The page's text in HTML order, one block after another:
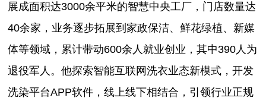
展成面积达3000余平米的智慧中央工厂，门店数量达
40余家，业务逐步拓展到家政保洁、鲜花绿植、新媒
体等领域，累计带动600余人就业创业，其中390人为
退役军人。他探索智能互联网洗衣业态新模式，开发
洗染平台APP软件，线上线下相结合，引领行业正规